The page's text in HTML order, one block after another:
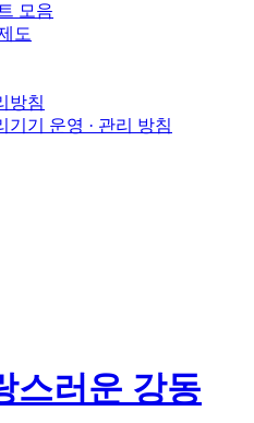
모음
도
방침
기기 운영 · 관리 방침